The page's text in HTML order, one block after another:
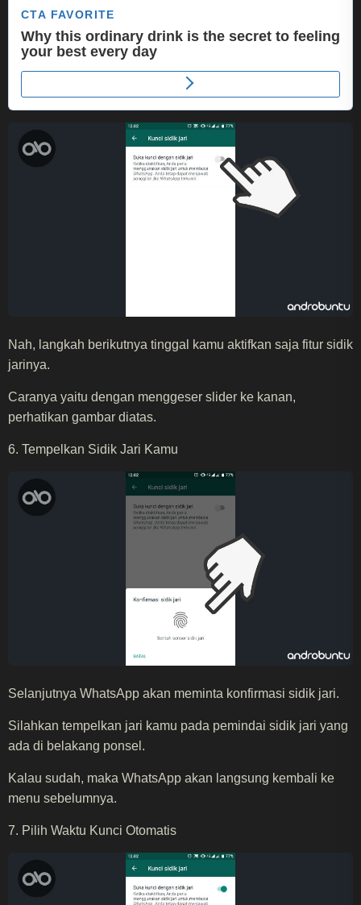
Nah, langkah berikutnya tinggal kamu aktifkan saja fitur sidik
jarinya.
Caranya yaitu dengan menggeser slider ke kanan,
perhatikan gambar diatas.
6. Tempelkan Sidik Jari Kamu
Selanjutnya WhatsApp akan meminta konfirmasi sidik jari.
Silahkan tempelkan jari kamu pada pemindai sidik jari yang
ada di belakang ponsel.
Kalau sudah, maka WhatsApp akan langsung kembali ke
menu sebelumnya.
7. Pilih Waktu Kunci Otomatis